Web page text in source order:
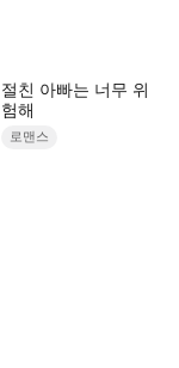
절친 아빠는 너무 위
험해
로맨스